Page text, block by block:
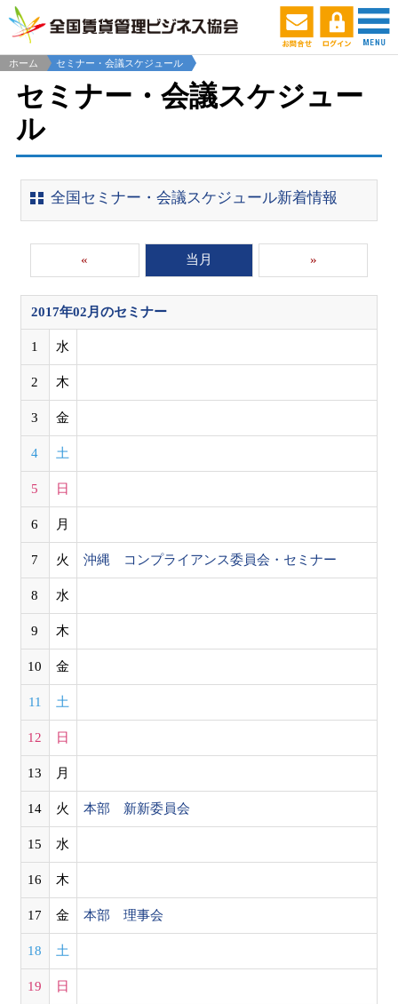
ホーム セミナー・会議スケジュール
セミナー・会議スケジュー
ル
全国セミナー・会議スケジュール新着情報
« 当月 »
2017年02月のセミナー
1 水
2 木
3 金
4 土
5 日
6 月
7 火 沖縄 コンプライアンス委員会・セミナー
8 水
9 木
10 金
11 土
12 日
13 月
14 火 本部 新新委員会
15 水
16 木
17 金 本部 理事会
18 土
19 日